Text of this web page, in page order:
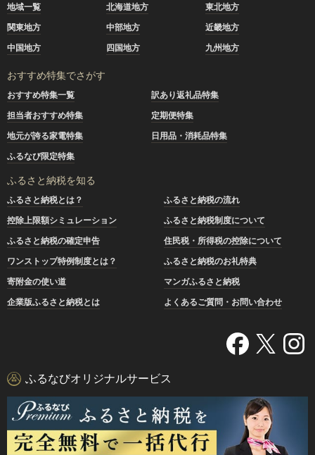
地域一覧 北海道地方
東北地方
関東地方
中部地方
近畿地方
中国地方
四国地方 九州地方
おすすめ特集でさがす
おすすめ特集一覧
訳あり返礼品特集
担当者おすすめ特集
定期便特集
地元が誇る家電特集
日用品・消耗品特集
ふるなび限定特集
ふるさと納税を知る
ふるさと納税とは？
ふるさと納税の流れ
控除上限額シミュレーション
ふるさと納税制度について
ふるさと納税の確定申告
住民税・所得税の控除について
ワンストップ特例制度とは？
ふるさと納税のお礼特典
寄附金の使い道
マンガふるさと納税
企業版ふるさと納税とは
よくあるご質問・お問い合わせ
ふるなびオリジナルサービス